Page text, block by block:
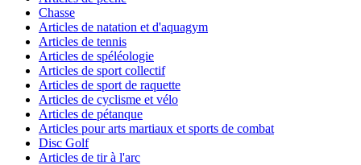
Chasse
Articles de natation et d'aquagym
Articles de tennis
Articles de spéléologie
Articles de sport collectif
Articles de sport de raquette
Articles de cyclisme et vélo
Articles de pétanque
Articles pour arts martiaux et sports de combat
Disc Golf
Articles de tir à l'arc